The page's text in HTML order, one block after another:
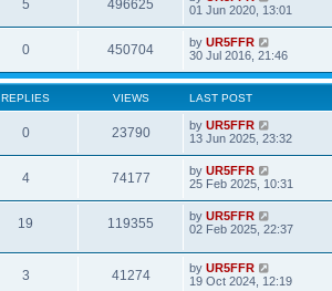
5 496625
01 Jun 2020, 13:01
0 450704 by UR5FFR
30 Jul 2016, 21:46
REPLIES VIEWS LAST POST
0 23790 by UR5FFR
13 Jun 2025, 23:32
4 74177 by UR5FFR
25 Feb 2025, 10:31
19 119355 by UR5FFR
02 Feb 2025, 22:37
3 41274 by UR5FFR
19 Oct 2024, 12:19